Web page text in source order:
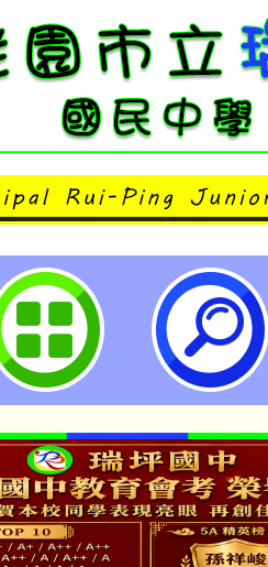
環境教育永續校
立瑞坪國民中學